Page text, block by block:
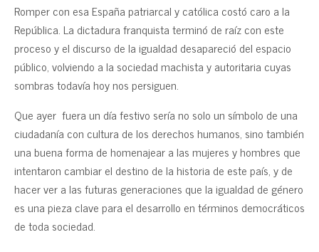
Romper con esa España patriarcal y católica costó caro a la
República. La dictadura franquista terminó de raíz con este
proceso y el discurso de la igualdad desapareció del espacio
público, volviendo a la sociedad machista y autoritaria cuyas
sombras todavía hoy nos persiguen.
Que ayer fuera un día festivo sería no solo un símbolo de una
ciudadanía con cultura de los derechos humanos, sino también
una buena forma de homenajear a las mujeres y hombres que
intentaron cambiar el destino de la historia de este país, y de
hacer ver a las futuras generaciones que la igualdad de género
es una pieza clave para el desarrollo en términos democráticos
de toda sociedad.